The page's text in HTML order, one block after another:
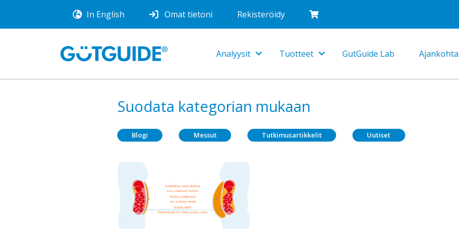
In English Omat tietoni Rekisteröidy
Analyysit
ToggleTuotteet
ToggleGutGuide Lab
Suodata kategorian mukaan
Blogi Messut Tutkimusartikkelit Uutiset